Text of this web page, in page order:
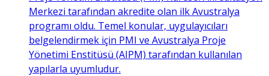
Merkezi tarafından akredite olan ilk Avustralya
programı oldu. Temel konular, uygulayıcıları
belgelendirmek için PMI ve Avustralya Proje
Yönetimi Enstitüsü (AIPM) tarafından kullanılan
yapılarla uyumludur.